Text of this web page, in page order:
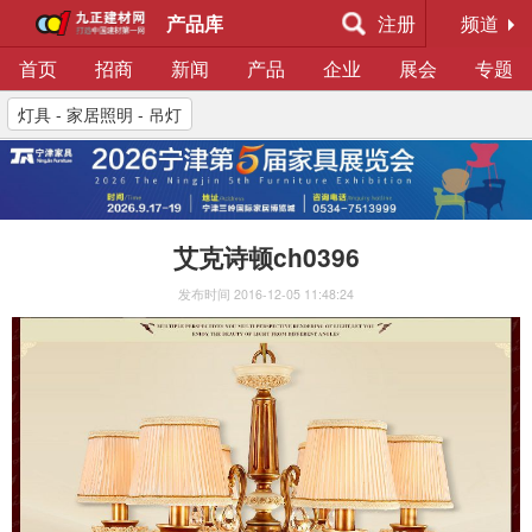
产品库 注册
频道
首页
招商 新闻 产品 企业 展会 专题
灯具 - 家居照明 - 吊灯
艾克诗顿ch0396
发布时间 2016-12-05 11:48:24